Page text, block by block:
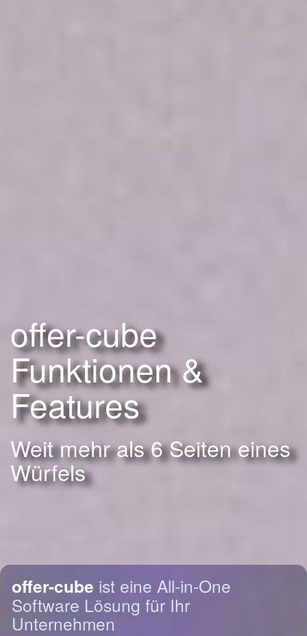
offer-cube
Funktionen &
Features
Weit mehr als 6 Seiten eines
Würfels
offer-cube ist eine All-in-One
Software Lösung für Ihr
Unternehmen